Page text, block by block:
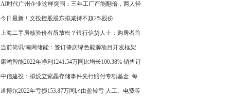
高8个百分点
AI时代广州企业这样突围：三年工厂产能翻倍，两人轻
松管理千亩农场_天天实时
今日最新！文投控股股东拟减持不超2%股份
上海二手房核验价有所放松？银行信贷人士：购房者首
付压力有所减轻
当前简讯:南网储能：签订肇庆绿色能源项目开发框架
协议
康鸿智能2022年净利1241.54万同比增长100.38% 销售订
单增加 每日速递
中信建投：拟设立紫晶存储事件先行赔付专项基金_每
日焦点
道博尔2022年亏损153.87万同比由盈转亏 人工、电费等